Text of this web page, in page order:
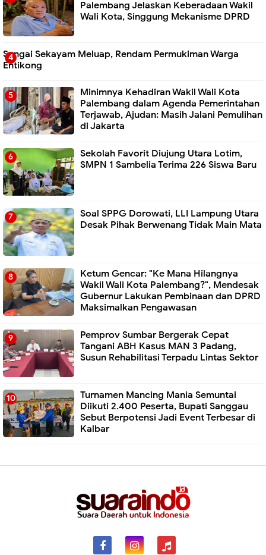
Palembang Jelaskan Keberadaan Wakil
Wali Kota, Singgung Mekanisme DPRD
Sungai Sekayam Meluap, Rendam Permukiman Warga
Entikong
Minimnya Kehadiran Wakil Wali Kota
Palembang dalam Agenda Pemerintahan
Terjawab, Ajudan: Masih Jalani Pemulihan
di Jakarta
Sekolah Favorit Diujung Utara Lotim,
SMPN 1 Sambelia Terima 226 Siswa Baru ‎
Soal SPPG Dorowati, LLI Lampung Utara
Desak Pihak Berwenang Tidak Main Mata
Ketum Gencar: "Ke Mana Hilangnya
Wakil Wali Kota Palembang?", Mendesak
Gubernur Lakukan Pembinaan dan DPRD
Maksimalkan Pengawasan
Pemprov Sumbar Bergerak Cepat
Tangani ABH Kasus MAN 3 Padang,
Susun Rehabilitasi Terpadu Lintas Sektor
Turnamen Mancing Mania Semuntai
Diikuti 2.400 Peserta, Bupati Sanggau
Sebut Berpotensi Jadi Event Terbesar di
Kalbar